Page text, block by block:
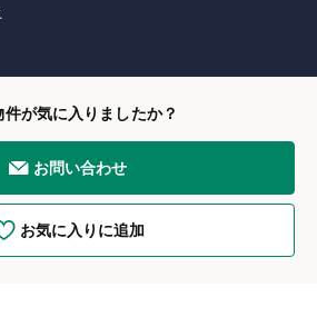
件が気に入りましたか？
お問い合わせ
お気に入りに追加